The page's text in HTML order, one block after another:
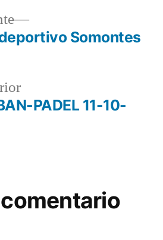
Entrada
anterior:
PADEL 11-10-
Entrada
siguiente:Somontes